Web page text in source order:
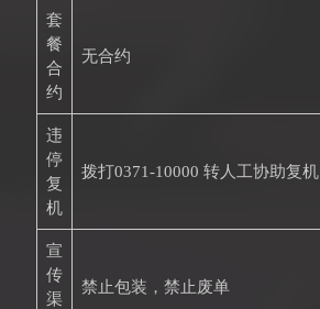
套
餐
合
约
无合约
违
停
复
机
拨打0371-10000 转人工协助复机
宣
传
渠
禁止包装，禁止废单